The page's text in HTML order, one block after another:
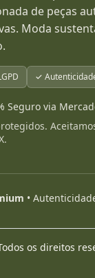
de peças
Moda
✓
Seguro via
•
os direitos